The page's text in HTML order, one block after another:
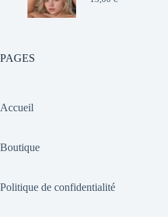
PAGES
Accueil
Boutique
Politique de confidentialité